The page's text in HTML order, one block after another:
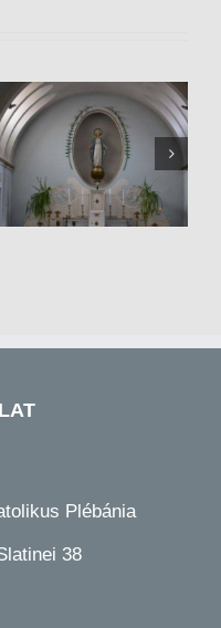
Szentmise 2020.09.27
Plébánia
38